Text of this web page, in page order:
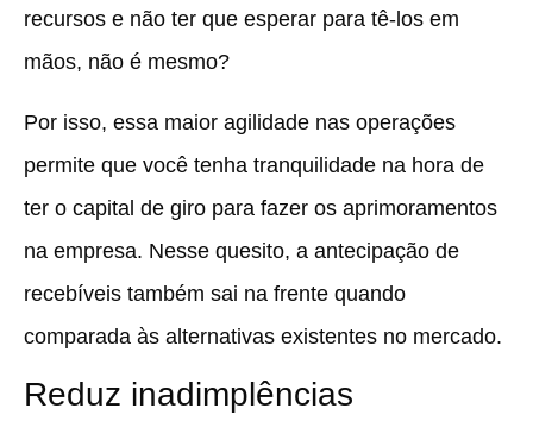
recursos e não ter que esperar para tê-los em
mãos, não é mesmo?
Por isso, essa maior agilidade nas operações
permite que você tenha tranquilidade na hora de
ter o capital de giro para fazer os aprimoramentos
na empresa. Nesse quesito, a antecipação de
recebíveis também sai na frente quando
comparada às alternativas existentes no mercado.
Reduz inadimplências